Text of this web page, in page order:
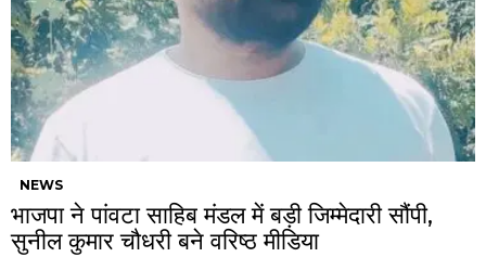
NEWS
भाजपा ने पांवटा साहिब मंडल में बड़ी जिम्मेदारी सौंपी,
सुनील कुमार चौधरी बने वरिष्ठ मीडिया